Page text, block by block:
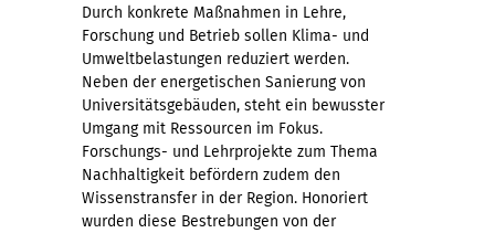
Durch konkrete Maßnahmen in Lehre,
Forschung und Betrieb sollen Klima- und
Umweltbelastungen reduziert werden.
Neben der energetischen Sanierung von
Universitätsgebäuden, steht ein bewusster
Umgang mit Ressourcen im Fokus.
Forschungs- und Lehrprojekte zum Thema
Nachhaltigkeit befördern zudem den
Wissenstransfer in der Region. Honoriert
wurden diese Bestrebungen von der